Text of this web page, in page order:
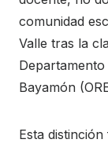
comunidad
Valle tras la
Bayamón
Esta